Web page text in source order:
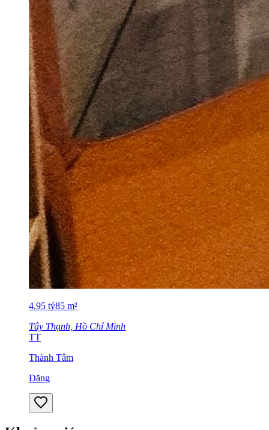
4.95 tỷ85 m²
Tây Thạnh, Hồ Chí Minh
TT
Thành Tâm
Đăng